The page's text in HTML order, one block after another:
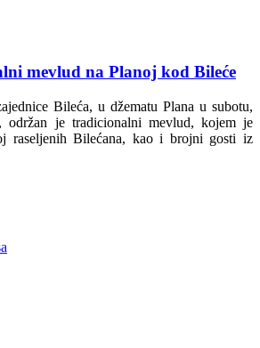
mevlud na Planoj kod Bileće
Bileća, u džematu Plana u subotu,
održan je tradicionalni mevlud, kojem je
raseljenih Bilećana, kao i brojni gosti iz